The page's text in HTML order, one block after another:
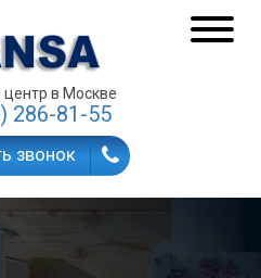
в Москве
286-81-55
звонок